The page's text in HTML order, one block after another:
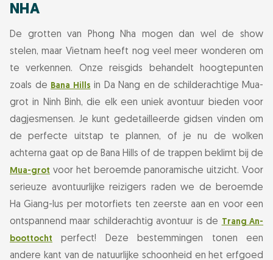
NHA
De grotten van Phong Nha mogen dan wel de show
stelen, maar Vietnam heeft nog veel meer wonderen om
te verkennen. Onze reisgids behandelt hoogtepunten
zoals de Bana Hills in Da Nang en de schilderachtige Mua-
grot in Ninh Binh, die elk een uniek avontuur bieden voor
dagjesmensen. Je kunt gedetailleerde gidsen vinden om
de perfecte uitstap te plannen, of je nu de wolken
achterna gaat op de Bana Hills of de trappen beklimt bij de
Mua-grot voor het beroemde panoramische uitzicht. Voor
serieuze avontuurlijke reizigers raden we de beroemde
Ha Giang-lus per motorfiets ten zeerste aan en voor een
ontspannend maar schilderachtig avontuur is de Trang An-
boottocht perfect! Deze bestemmingen tonen een
andere kant van de natuurlijke schoonheid en het erfgoed